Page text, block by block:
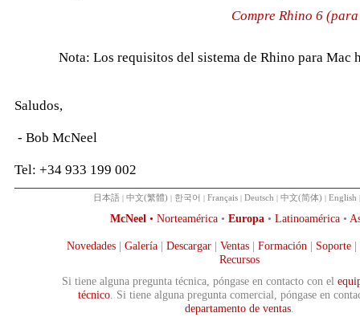
Compre Rhino 6
Nota: Los requisitos del sistema de Rhino para Mac
Saludos,
- Bob McNeel
Tel: +34 933 199 002
日本語| 中文(繁體) | 한국어 | Français| Deutsch | 中文(简体) | English
McNeel • Norteamérica• Europa• Latinoamérica•
Novedades | Galería | Descargar | Ventas | Formación | Soporte |
Recursos
Si tiene alguna pregunta técnica, póngase en contacto con el
técnico. Si tiene alguna pregunta comercial, póngase en
departamento de ventas